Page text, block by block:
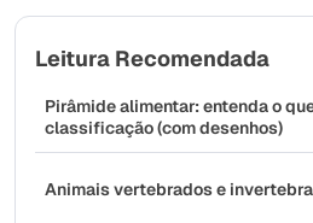
Leitura Recomendada
Pirâmide alimentar: entenda o
classificação (com desenhos)
Animais vertebrados e